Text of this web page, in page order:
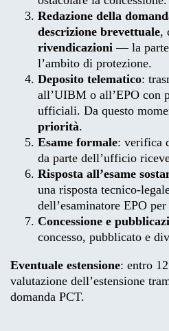
Redazione della
descrizione brevettuale,
rivendicazioni — la parte
l’ambito di protezione.
Deposito telematico:
all’UIBM o all’EPO con
ufficiali. Da questo
priorità.
Esame formale: verifica
da parte dell’ufficio
Risposta all’esame
una risposta tecnico-
dell’esaminatore EPO
Concessione e
concesso, pubblicato e
Eventuale estensione: entro
valutazione dell’estensione
domanda PCT.